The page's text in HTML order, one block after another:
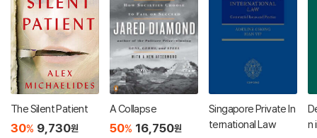
The Silent Patient
30% 9,730원
A Collapse
50% 16,750원
Singapore Private In
ternational Law
n